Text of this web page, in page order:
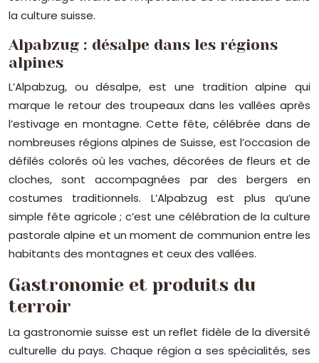
la culture suisse.
Alpabzug : désalpe dans les régions
alpines
L’Alpabzug, ou désalpe, est une tradition alpine qui
marque le retour des troupeaux dans les vallées après
l’estivage en montagne. Cette fête, célébrée dans de
nombreuses régions alpines de Suisse, est l’occasion de
défilés colorés où les vaches, décorées de fleurs et de
cloches, sont accompagnées par des bergers en
costumes traditionnels. L’Alpabzug est plus qu’une
simple fête agricole ; c’est une célébration de la culture
pastorale alpine et un moment de communion entre les
habitants des montagnes et ceux des vallées.
Gastronomie et produits du
terroir
La gastronomie suisse est un reflet fidèle de la diversité
culturelle du pays. Chaque région a ses spécialités, ses